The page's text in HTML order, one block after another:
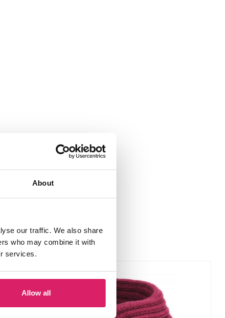
About
our traffic. We also share
who may combine it with
services.
Allow all